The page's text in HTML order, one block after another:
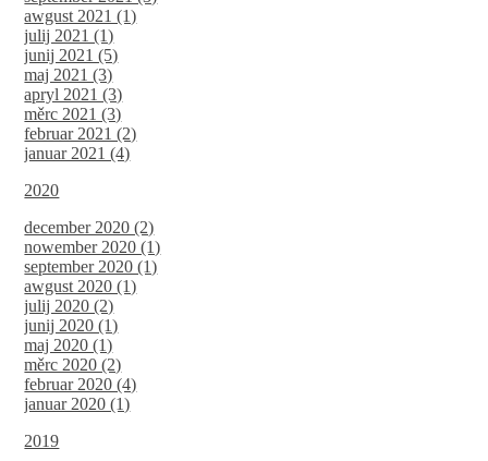
awgust 2021 (1)
julij 2021 (1)
junij 2021 (5)
maj 2021 (3)
apryl 2021 (3)
měrc 2021 (3)
februar 2021 (2)
januar 2021 (4)
2020
december 2020 (2)
nowember 2020 (1)
september 2020 (1)
awgust 2020 (1)
julij 2020 (2)
junij 2020 (1)
maj 2020 (1)
měrc 2020 (2)
februar 2020 (4)
januar 2020 (1)
2019